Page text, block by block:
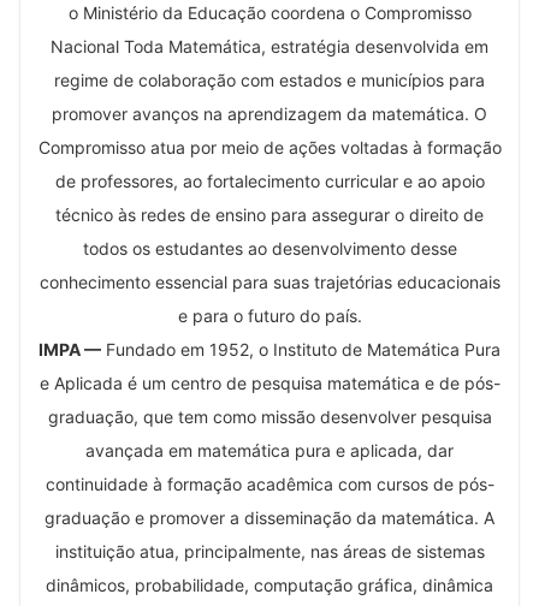
o Ministério da Educação coordena o Compromisso
Nacional Toda Matemática, estratégia desenvolvida em
regime de colaboração com estados e municípios para
promover avanços na aprendizagem da matemática. O
Compromisso atua por meio de ações voltadas à formação
de professores, ao fortalecimento curricular e ao apoio
técnico às redes de ensino para assegurar o direito de
todos os estudantes ao desenvolvimento desse
conhecimento essencial para suas trajetórias educacionais
e para o futuro do país.
IMPA — Fundado em 1952, o Instituto de Matemática Pura
e Aplicada é um centro de pesquisa matemática e de pós-
graduação, que tem como missão desenvolver pesquisa
avançada em matemática pura e aplicada, dar
continuidade à formação acadêmica com cursos de pós-
graduação e promover a disseminação da matemática. A
instituição atua, principalmente, nas áreas de sistemas
dinâmicos, probabilidade, computação gráfica, dinâmica